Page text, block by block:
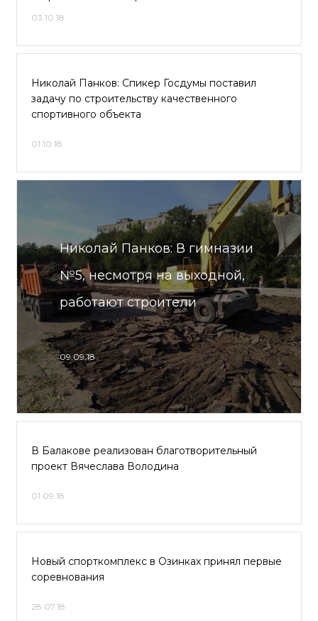
03.10.18
Николай Панков: Спикер Госдумы поставил
задачу по строительству качественного
спортивного объекта
01.10.18
Николай Панков: В гимназии
№5, несмотря на выходной,
работают строители
09.09.18
В Балакове реализован благотворительный
проект Вячеслава Володина
01.09.18
Новый спорткомплекс в Озинках принял первые
соревнования
28.07.18